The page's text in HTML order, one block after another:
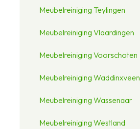
Meubelreiniging Teylingen
Meubelreiniging Vlaardingen
Meubelreiniging Voorschoten
Meubelreiniging Waddinxveen
Meubelreiniging Wassenaar
Meubelreiniging Westland